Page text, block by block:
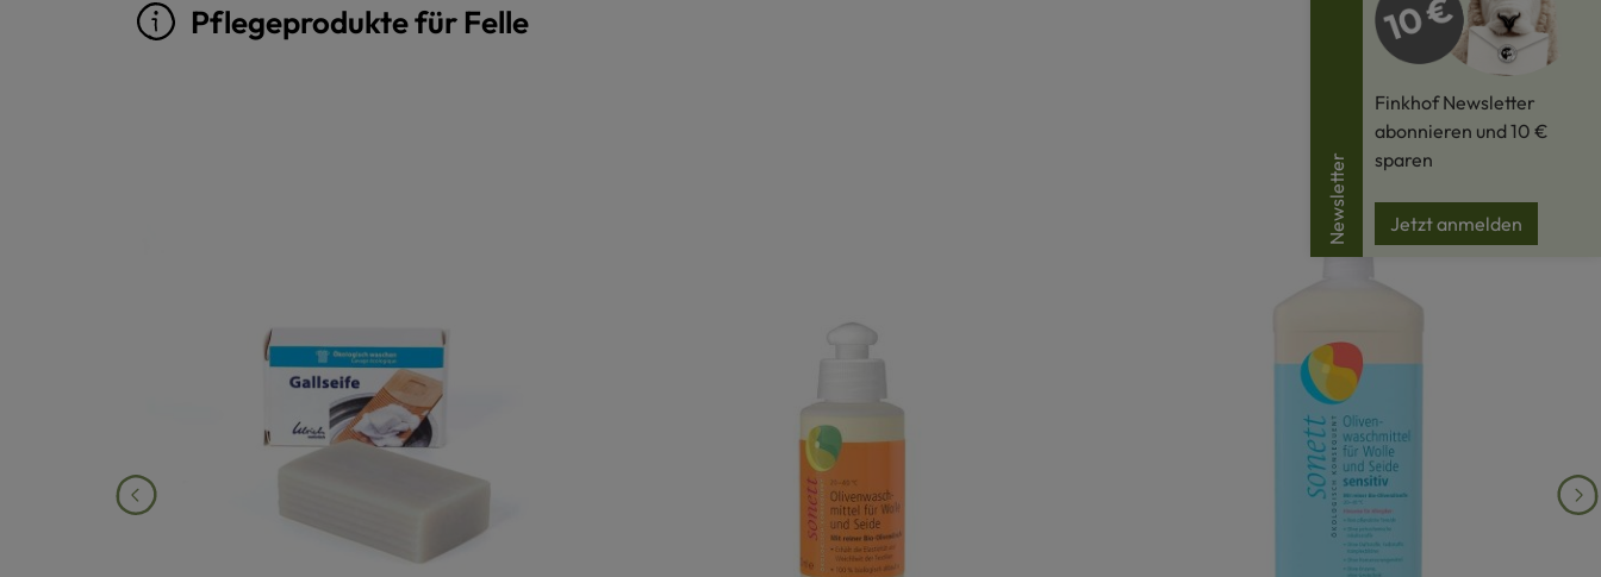
Pflegeprodukte für Felle
Newsletter
Finkhof Newsletter
abonnieren und 10 €
sparen
Jetzt anmelden